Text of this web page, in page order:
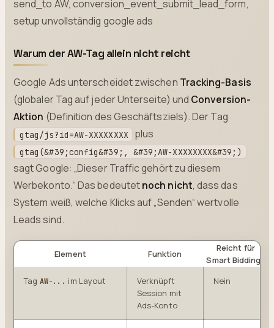
send_to AW, conversion_event_submit_lead_form,
setup unvollständig google ads
Warum der AW-Tag allein nicht reicht
Google Ads unterscheidet zwischen Tracking-Basis
(globaler Tag auf jeder Unterseite) und Conversion-
Aktion (Definition des Geschäftsziels). Der Tag
gtag/js?id=AW-XXXXXXXX plus
gtag(&#39;config&#39;, &#39;AW-XXXXXXXX&#39;)
sagt Google: „Dieser Traffic gehört zu diesem
Werbekonto.“ Das bedeutetnoch nicht, dass das
System weiß, welche Klicks auf „Senden“ wertvolle
Leads sind.
Element Funktion
Reicht für
Smart Bidding?
Tag AW-... im Layout
Verknüpft
Session mit
Ads-Konto
Nein